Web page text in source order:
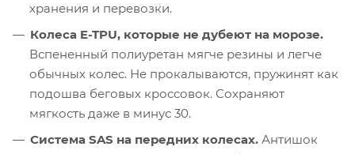
хранения и перевозки.
Колеса E-TPU, которые не дубеют на морозе.
Вспененный полиуретан мягче резины и легче
обычных колес. Не прокалываются, пружинят как
подошва беговых кроссовок. Сохраняют
мягкость даже в минус 30.
Система SAS на передних колесах. Антишок